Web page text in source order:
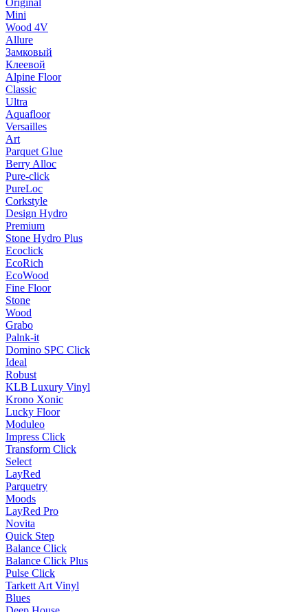
Original
Mini
Wood 4V
Allure
Замковый
Клеевой
Alpine Floor
Classic
Ultra
Aquafloor
Versailles
Art
Parquet Glue
Berry Alloc
Pure-click
PureLoc
Corkstyle
Design Hydro
Premium
Stone Hydro Plus
Ecoclick
EcoRich
EcoWood
Fine Floor
Stone
Wood
Grabo
Palnk-it
Domino SPC Click
Ideal
Robust
KLB Luxury Vinyl
Krono Xonic
Lucky Floor
Moduleo
Impress Click
Transform Click
Select
LayRed
Parquetry
Moods
LayRed Pro
Novita
Quick Step
Balance Click
Balance Click Plus
Pulse Click
Tarkett Art Vinyl
Blues